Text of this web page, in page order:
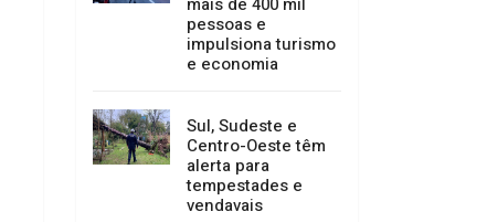
Festival de Dança
de Joinville atrai
mais de 400 mil
e economia
Sul, Sudeste e
Centro-Oeste têm